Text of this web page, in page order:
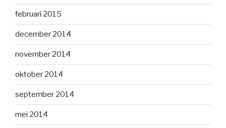
februari 2015
december 2014
november 2014
oktober 2014
september 2014
mei 2014